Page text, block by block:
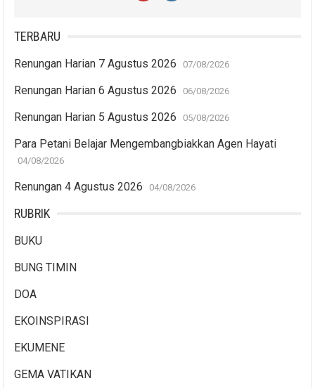
TERBARU
Renungan Harian 7 Agustus 2026 07/08/2026
Renungan Harian 6 Agustus 2026 06/08/2026
Renungan Harian 5 Agustus 2026 05/08/2026
Para Petani Belajar Mengembangbiakkan Agen Hayati
04/08/2026
Renungan 4 Agustus 2026 04/08/2026
RUBRIK
BUKU
BUNG TIMIN
DOA
EKOINSPIRASI
EKUMENE
GEMA VATIKAN